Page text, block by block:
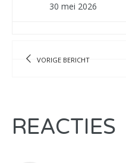
30 mei 2026
VORIGE BERICHT
REACTIES